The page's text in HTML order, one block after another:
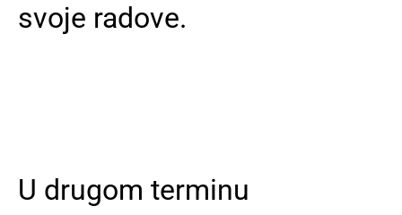
svoje radove.
U drugom terminu